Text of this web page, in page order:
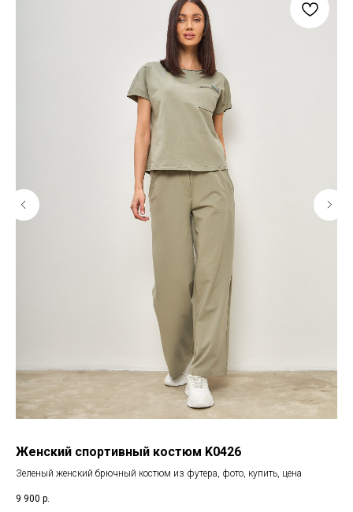
Женский спортивный костюм K0426
Зеленый женский брючный костюм из футера, фото, купить, цена
9 900 р.